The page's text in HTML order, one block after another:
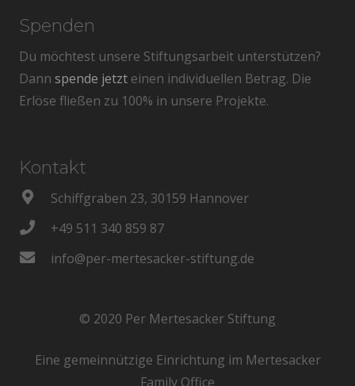
Spenden
Du möchtest unsere Stiftungsarbeit unterstützen?
Dann spende jetzt einen individuellen Betrag. Die
Erlöse fließen zu 100% in unsere Projekte.
Kontakt
Schiffgraben 23, 30159 Hannover
+49 511 340 859 87
info@per-mertesacker-stiftung.de
© 2020 Per Mertesacker Stiftung
Eine gemeinnützige Einrichtung im Mertesacker
Family Office